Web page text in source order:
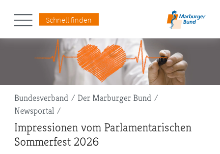
Schnell finden
Pfadnavigation
Bundesverband
Der Marburger Bund
Newsportal
Impressionen vom Parlamentarischen
Sommerfest 2026